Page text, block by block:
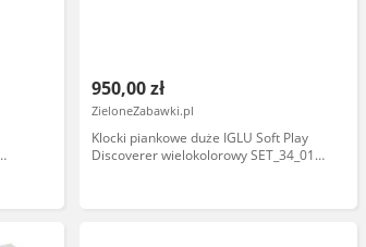
950,00 zł
ZieloneZabawki.pl
Klocki piankowe duże IGLU Soft Play
Discoverer wielokolorowy SET_34_01